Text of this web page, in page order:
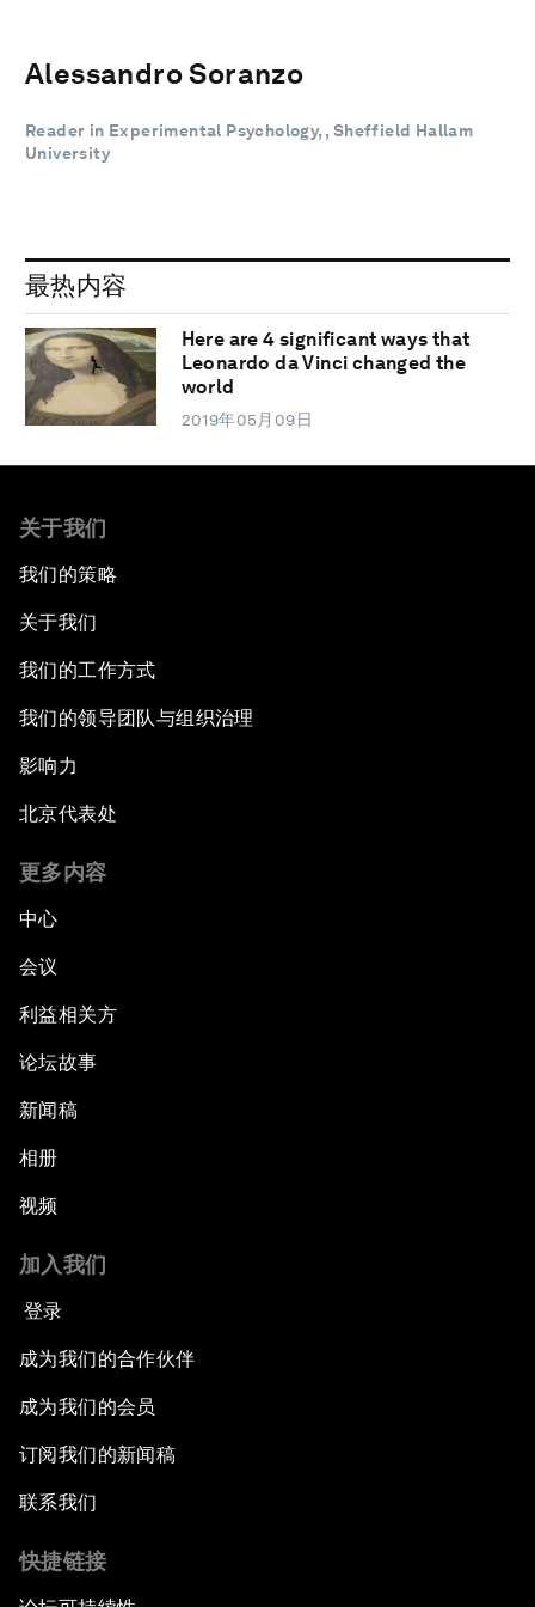
Alessandro Soranzo
Reader in Experimental Psychology, , Sheffield Hallam
University
最热内容
Here are 4 significant ways that
Leonardo da Vinci changed the
world
2019年05月09日
关于我们
我们的策略
关于我们
我们的工作方式
我们的领导团队与组织治理
影响力
北京代表处
更多内容
中心
会议
利益相关方
论坛故事
新闻稿
相册
视频
加入我们
登录
成为我们的合作伙伴
成为我们的会员
订阅我们的新闻稿
联系我们
快捷链接